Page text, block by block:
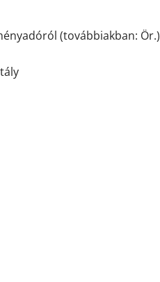
(továbbiakban: Ör.)